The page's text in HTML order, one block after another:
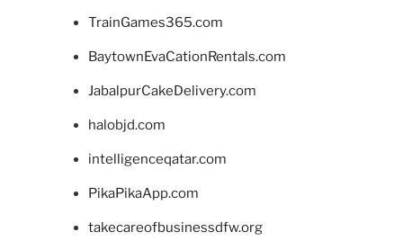
TrainGames365.com
BaytownEvaCationRentals.com
JabalpurCakeDelivery.com
halobjd.com
intelligenceqatar.com
PikaPikaApp.com
takecareofbusinessdfw.org